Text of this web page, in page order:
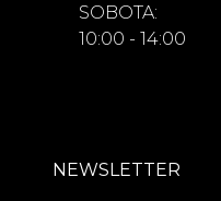
SOBOTA:
10:00 - 14:00
NEWSLETTER